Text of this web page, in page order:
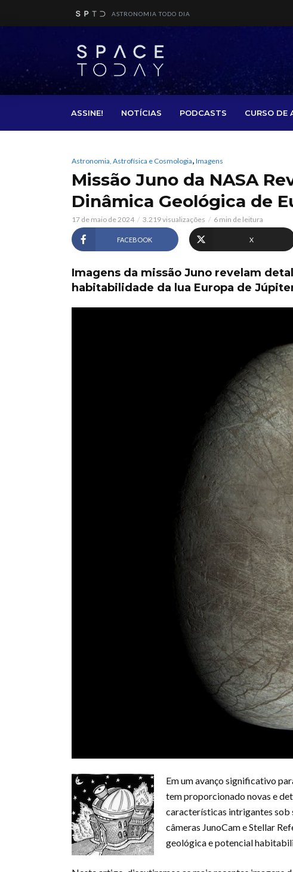
ASTRONOMIA TODO DIA
ASSINE! NOTÍCIAS PODCASTS CURSO DE
Astronomia, Astrofísica e Cosmologia, Imagens
Missão Juno da NASA
Dinâmica Geológica de
17 de maio de 2024 3.219 visualizações 6 min de leitura
FACEBOOK X
Imagens da missão Juno revelam
habitabilidade da lua Europa de
Em um avanço significativo
tem proporcionado novas e
características intrigantes sob
câmeras JunoCam e Stellar
geológica e potencial